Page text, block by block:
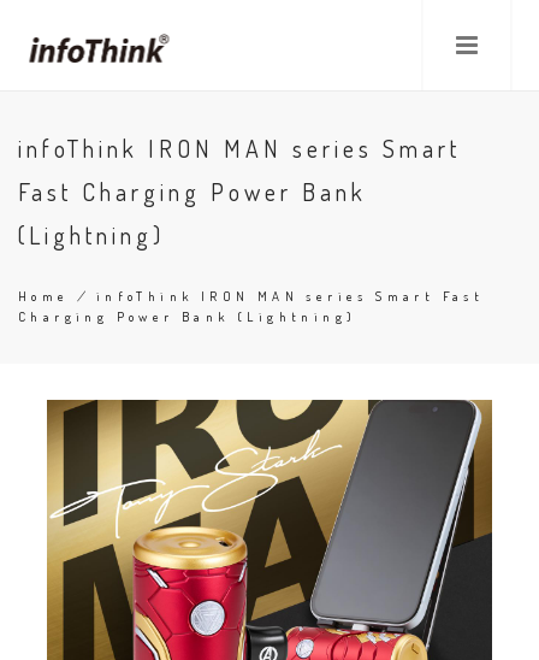
main
infoThink IRON MAN series Smart
Fast Charging Power Bank
(Lightning)
Breadcrumb
Home / infoThink IRON MAN series Smart Fast
Charging Power Bank (Lightning)